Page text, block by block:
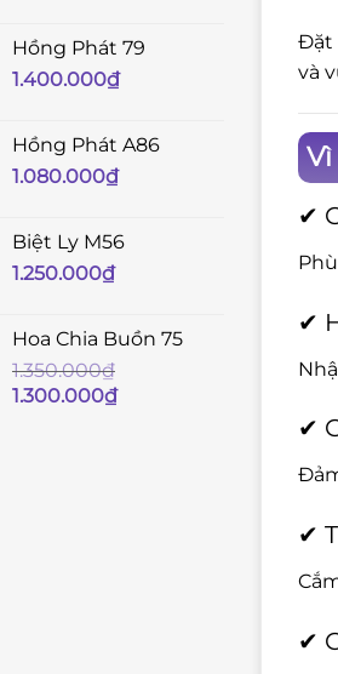
Hồng Phát 79
1.400.000₫
Hồng Phát A86
1.080.000₫
Biệt Ly M56
1.250.000₫
Hoa Chia Buồn 75
1.350.000₫
Giá
1.300.000₫Giá
Đặt
và
✔
✔
✔
✔
✔